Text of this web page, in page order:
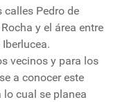
calles Pedro de
y el área entre
vecinos y para los
a conocer este
lo cual se planea